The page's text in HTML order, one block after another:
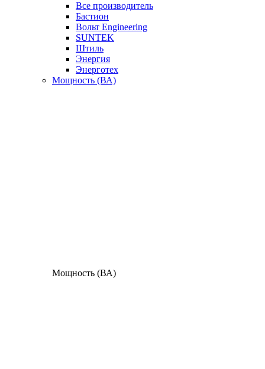
Все производитель
Бастион
Вольт Engineering
SUNTEK
Штиль
Энергия
Энерготех
Мощность (ВА)
Мощность (ВА)